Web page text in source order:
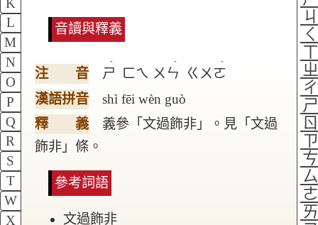
L
M
N
O
P
Q
R
S
T
W
X
音讀與釋義
注 音 ㄕ
ˋ
ㄈㄟ ㄨㄣ
ˋ
ㄍㄨㄛ
ˋ
漢語拼音
shì fēi wèn guò
釋 義
義參「文過飾非」。見「文過
飾非」條。
參考詞語
文過飾非